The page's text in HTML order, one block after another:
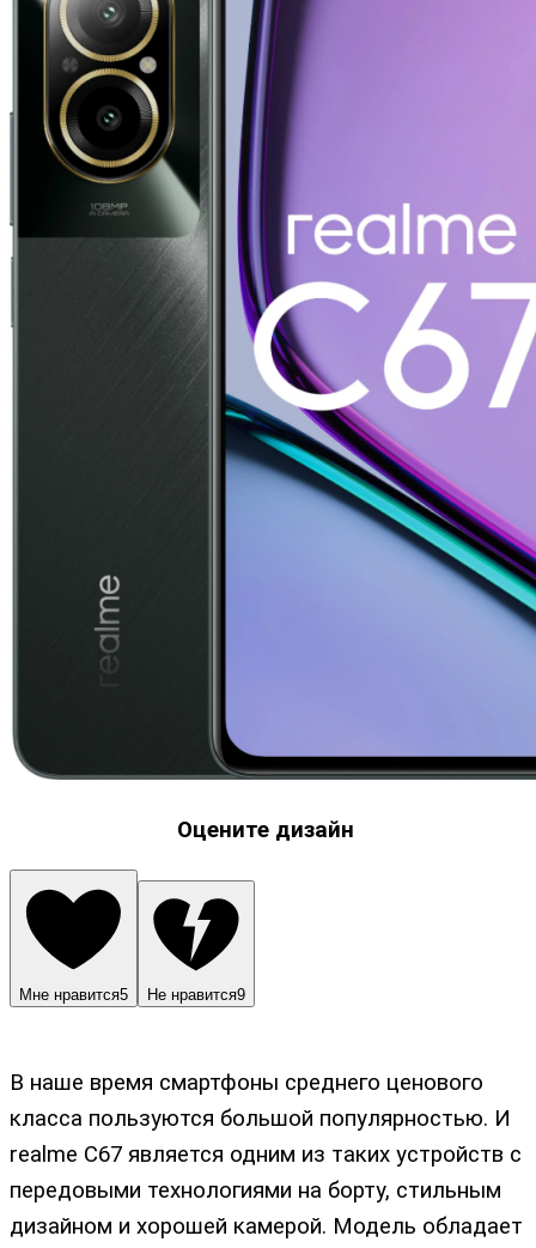
Оцените дизайн
Мне нравится5 Не нравится9
В наше время смартфоны среднего ценового
класса пользуются большой популярностью. И
realme C67 является одним из таких устройств с
передовыми технологиями на борту, стильным
дизайном и хорошей камерой. Модель обладает